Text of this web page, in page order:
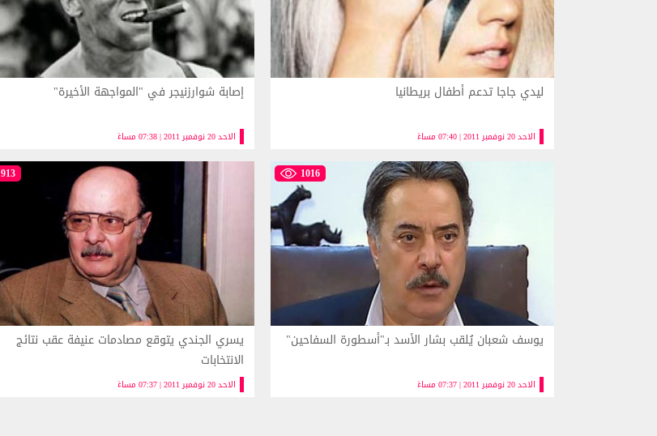
الاحد 20 نوفمبر 2011 | 07:40 مساءً
ليدي جاجا تدعم أطفال بريطانيا
الاحد 20 نوفمبر 2011 | 07:38 مساءً
إصابة شوارزنيجر في "المواجهة الأخيرة"
1016
الاحد 20 نوفمبر 2011 | 07:37 مساءً
يوسف شعبان يُلقب بشار الأسد بـ"أسطورة السفاحين"
913
الاحد 20 نوفمبر 2011 | 07:37 مساءً
يسري الجندي يتوقع مصادمات عنيفة عقب نتائج
الانتخابات